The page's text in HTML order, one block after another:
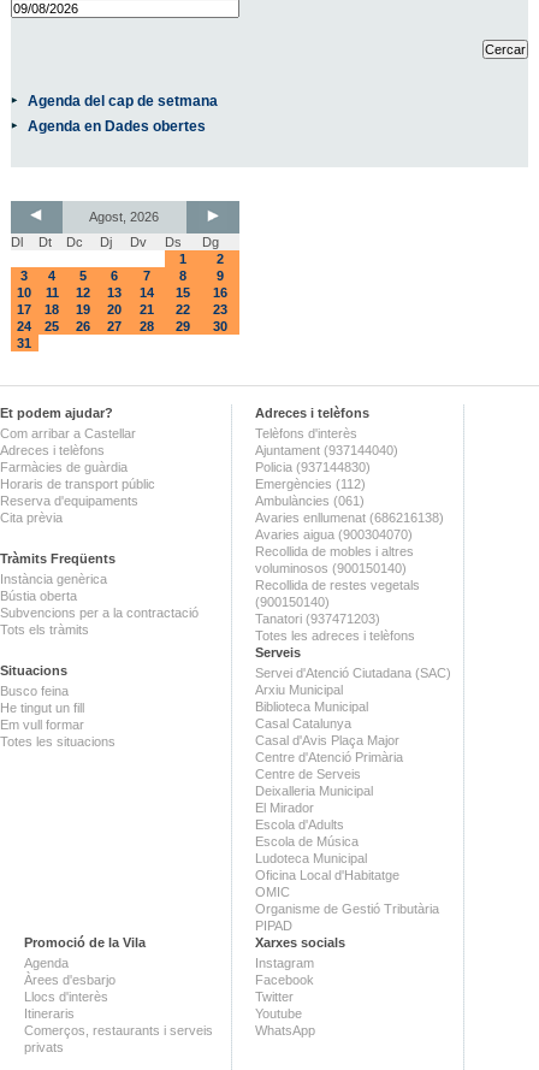
Agenda del cap de setmana
Agenda en Dades obertes
Agost, 2026
Dl
Dt Dc Dj Dv Ds
Dg
1
2
3
4 5 6 7 8
9
10
11 12 13 14 15
16
17
18 19 20 21 22
23
24
25 26 27 28 29
30
31
Et podem ajudar?
Com arribar a Castellar
Adreces i telèfons
Farmàcies de guàrdia
Horaris de transport públic
Reserva d'equipaments
Cita prèvia
Tràmits Freqüents
Instància genèrica
Bústia oberta
Subvencions per a la contractació
Tots els tràmits
Situacions
Busco feina
He tingut un fill
Em vull formar
Totes les situacions
Adreces i telèfons
Telèfons d'interès
Ajuntament (937144040)
Policia (937144830)
Emergències (112)
Ambulàncies (061)
Avaries enllumenat (686216138)
Avaries aigua (900304070)
Recollida de mobles i altres
voluminosos (900150140)
Recollida de restes vegetals
(900150140)
Tanatori (937471203)
Totes les adreces i telèfons
Serveis
Servei d'Atenció Ciutadana (SAC)
Arxiu Municipal
Biblioteca Municipal
Casal Catalunya
Casal d'Avis Plaça Major
Centre d'Atenció Primària
Centre de Serveis
Deixalleria Municipal
El Mirador
Escola d'Adults
Escola de Música
Ludoteca Municipal
Oficina Local d'Habitatge
OMIC
Organisme de Gestió Tributària
PIPAD
Promoció de la Vila
Agenda
Àrees d'esbarjo
Llocs d'interès
Itineraris
Comerços, restaurants i serveis
privats
Xarxes socials
Instagram
Facebook
Twitter
Youtube
WhatsApp